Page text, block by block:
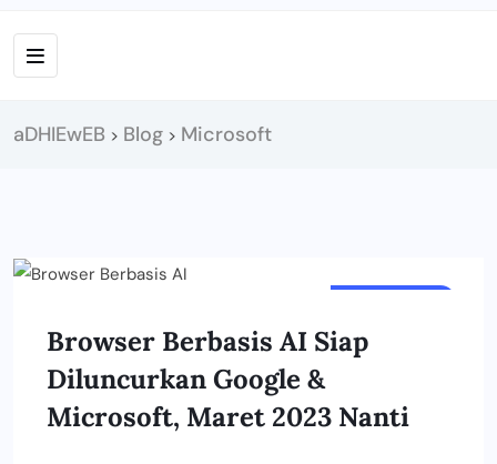
aDHIEwEB > Blog > Microsoft
Browser Berbasis AI Siap
Diluncurkan Google &
Microsoft, Maret 2023 Nanti